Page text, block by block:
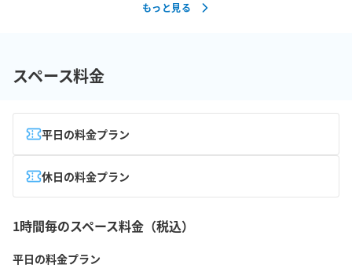
もっと見る
スペース料金
平日の料金プラン
休日の料金プラン
1時間毎のスペース料金（税込）
平日の料金プラン